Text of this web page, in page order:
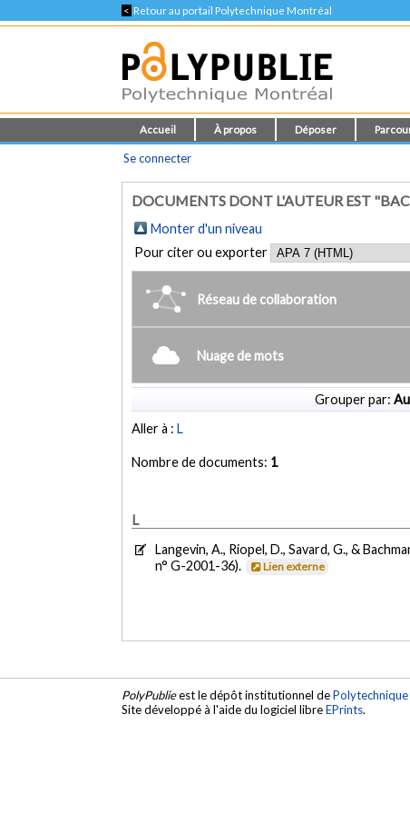
< Retour au portail Polytechnique Montréal
Accueil À propos Déposer
Se connecter
DOCUMENTS DONT L'AUTEUR EST
Monter d'un niveau
Pour citer ou exporter
Réseau de collaboration
Nuage de mots
Grouper par:
Aller à :L
Nombre de documents: 1
L
Langevin, A., Riopel, D., Savard, G., &
n° G-2001-36).
Lien externe
PolyPublieest le dépôt institutionnel de
Site développé à l'aide du logiciel libreEPrints.